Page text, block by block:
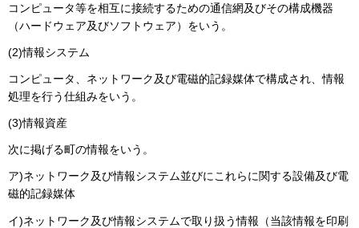
コンピュータ等を相互に接続するための通信網及びその構成機器
（ハードウェア及びソフトウェア）をいう。
(2)情報システム
コンピュータ、ネットワーク及び電磁的記録媒体で構成され、情報
処理を行う仕組みをいう。
(3)情報資産
次に掲げる町の情報をいう。
ア)ネットワーク及び情報システム並びにこれらに関する設備及び電
磁的記録媒体
イ)ネットワーク及び情報システムで取り扱う情報（当該情報を印刷